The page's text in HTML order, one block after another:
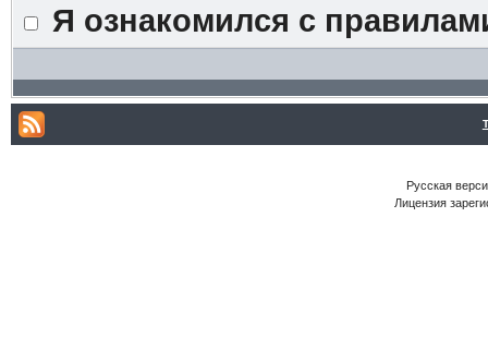
Я ознакомился с
Русская
Лицензия